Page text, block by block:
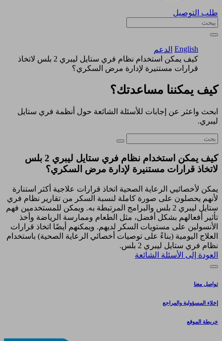
طلب التوصيل
English الدعم
كيف يمكن استخدام نظام فري ستايل ليبري 2 بلس لاتخاذ
قرارات مستنيرة لإدارة مرض السكري؟
كيف يمكننا مساعدتك؟
ابحث واعثر عن إجابات للأسئلة الشائعة حول أنظمة فري ستايل
ليبري.
كيف يمكن استخدام نظام فري ستايل ليبري 2 بلس
لاتخاذ قرارات مستنيرة لإدارة مرض السكري؟
يمكن لأخصائيي الرعاية الصحية اتخاذ قرارات علاجية أكثر استنارة
لأنهم يحصلون على صورة كاملة لنسبة السكر من تقارير نظام فري
ستايل ليبري 2 بلس والبرامج المرتبطة به. ويمكن للمستخدمين فهم
تأثير أفعالهم بشكل أفضل، مثل الطعام وممارسة الرياضة وأخذ
الأنسولين على مستويات السكر لديهم. ويمكنهم أيضًا اتخاذ قرارات
العلاج اليومية (بناءً على توصيات أخصائي الرعاية الصحية) باستخدام
نظام فري ستايل ليبري 2 بلس.
العودة إلى الأسئلة الشائعة
تواصل معنا
إخلاء المسؤولية والمراجع
خريطة الموقع